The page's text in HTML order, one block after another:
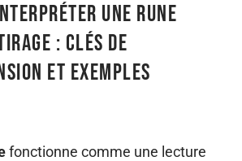
une rune
: clés de
et exemples
fonctionne comme une lecture